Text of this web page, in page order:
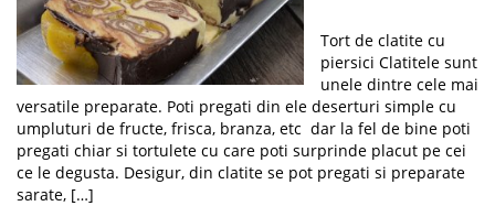
Tort de clatite cu
piersici Clatitele sunt
unele dintre cele mai
versatile preparate. Poti pregati din ele deserturi simple cu
umpluturi de fructe, frisca, branza, etc dar la fel de bine poti
pregati chiar si tortulete cu care poti surprinde placut pe cei
ce le degusta. Desigur, din clatite se pot pregati si preparate
sarate, […]